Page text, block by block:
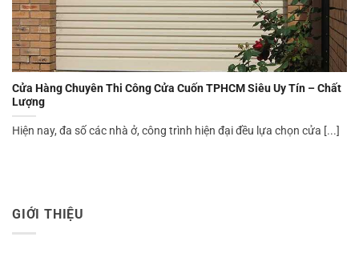
Cửa Hàng Chuyên Thi Công Cửa Cuốn TPHCM Siêu Uy Tín – Chất
Lượng
Hiện nay, đa số các nhà ở, công trình hiện đại đều lựa chọn cửa [...]
GIỚI THIỆU